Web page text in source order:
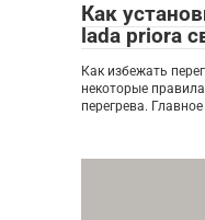
Как
lada priora
Как избежать
некоторые
перегрева.